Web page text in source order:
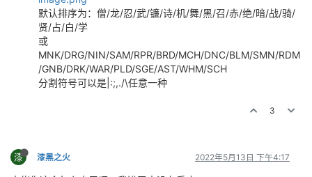
默认排序为：僧/龙/忍/武/镰/诗/机/舞/黑/召/赤/绝/暗/战/骑/
贤/占/白/学
或
MNK/DRG/NIN/SAM/RPR/BRD/MCH/DNC/BLM/SMN/RDM
/GNB/DRK/WAR/PLD/SGE/AST/WHM/SCH
分割符号可以是|:;,./\任意一种
3
漆 漆黑之火 2022年5月13日 下午4:17